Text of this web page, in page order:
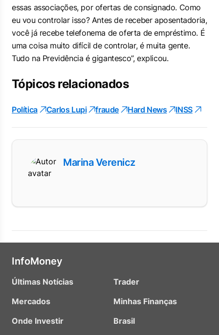
essas associações, por ofertas de consignado. Como
eu vou controlar isso? Antes de receber aposentadoria,
você já recebe telefonema de oferta de empréstimo. É
uma coisa muito difícil de controlar, é muita gente.
Tudo na Previdência é gigantesco”, explicou.
Tópicos relacionados
Política Carlos Lupi fraude Hard News INSS
Marina Verenicz
InfoMoney
Últimas Notícias
Mercados
Onde Investir
Trader
Minhas Finanças
Brasil